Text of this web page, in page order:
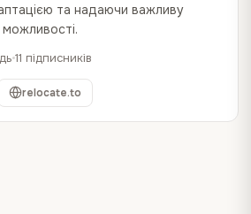
та надаючи важливу
можливості.
11 підписників
relocate.to